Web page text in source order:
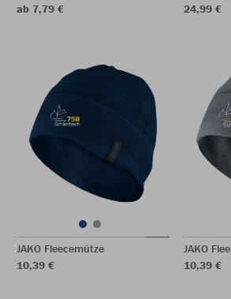
ab 7,79 € 24,99 €
JAKO Fleecemütze
10,39 €
JAKO
10,39 €